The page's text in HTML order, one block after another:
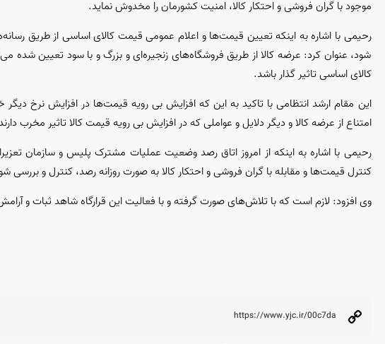
موجود با گران فروشی و احتکار کالا، امنیت کشورمان را مخدوش نماید.
رحیمی با اشاره به اینکه تعیین قیمت‌ها و اعلام عمومی قیمت کالای اساسی از طریق
شود، عنوان کرد: عرضه کالا از طریق فروشگاه‌های زنجیره‌ای و بزرگ و با سود تعیین شده
کالای اساسی تاثیر گذار باشد.
این مقام ارشد انتظامی با تاکید به این که افزایش بی رویه قیمت‌ها در افزایش نرخ
امتناع از عرضه کالا و دیگر دلایل و عواملی که در افزایش بی رویه قیمت کالا تاثیر مخرب
رحیمی با اشاره به اینکه از امروز اتاق رصد وضعیت عملیات مشترک پلیس و سازمان
کنترل قیمت‌ها و مقابله با گران فروشی و احتکار کالا به صورت روزانه رصد، کنترل و بررسی
وی افزود: لازم است که با تلاش‌های صورت گرفته و با فعالیت این قرارگاه شاهد ثبات و